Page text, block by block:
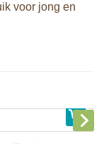
voor jong en